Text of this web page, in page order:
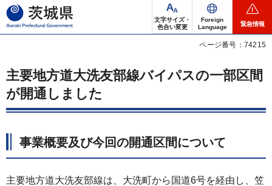
茨城県
文字サイズ・
色合い変更
Foreign
Language
緊急情報
ページ番号：74215
主要地方道大洗友部線バイパスの一部区間
が開通しました
事業概要及び今回の開通区間について
主要地方道大洗友部線は、大洗町から国道6号を経由し、笠